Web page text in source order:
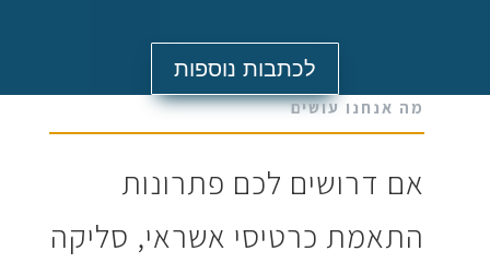
לכתבות נוספות
מה אנחנו עושים
אם דרושים לכם פתרונות
התאמת כרטיסי אשראי, סליקה